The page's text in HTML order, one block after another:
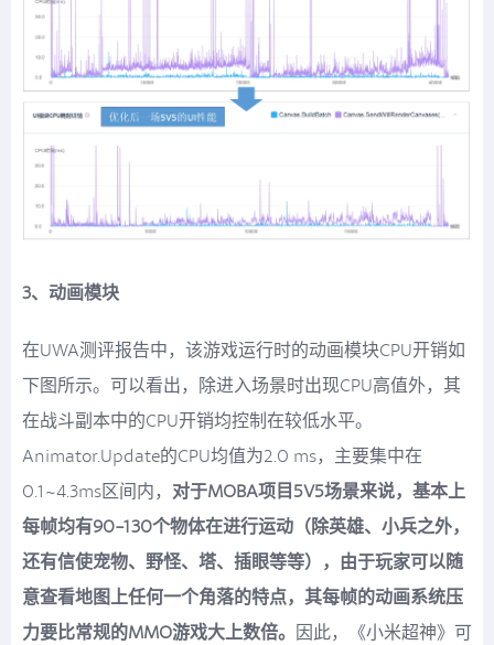
3、动画模块
在UWA测评报告中，该游戏运行时的动画模块CPU开销如
下图所示。可以看出，除进入场景时出现CPU高值外，其
在战斗副本中的CPU开销均控制在较低水平。
Animator.Update的CPU均值为2.0 ms，主要集中在
0.1~4.3ms区间内， 对于MOBA项目5V5场景来说，基本上
每帧均有90-130个物体在进行运动（除英雄、小兵之外，
还有信使宠物、野怪、塔、插眼等等），由于玩家可以随
意查看地图上任何一个角落的特点，其每帧的动画系统压
力要比常规的MMO游戏大上数倍。 因此，《小米超神》可